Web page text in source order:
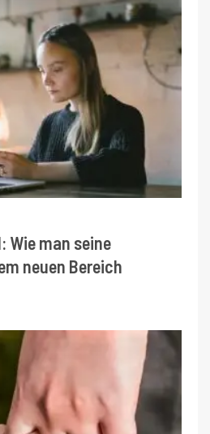
Wie man seine
neuen Bereich